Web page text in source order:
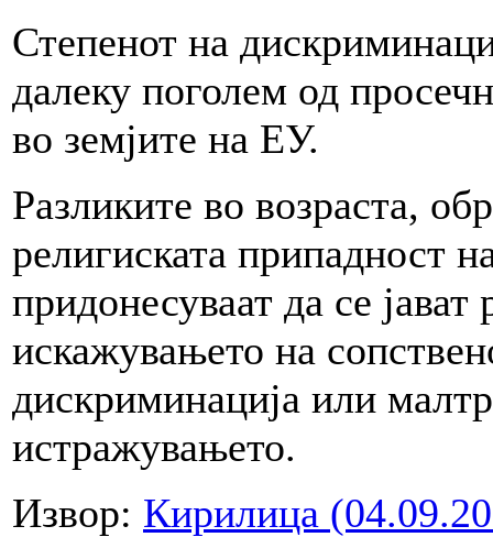
Степенот на
далеку поголем од
во земјите на ЕУ.
Разликите во возраста,
религиската припадност
придонесуваат да се
искажувањето на
дискриминација или
истражувањето.
Извор: Кирилица